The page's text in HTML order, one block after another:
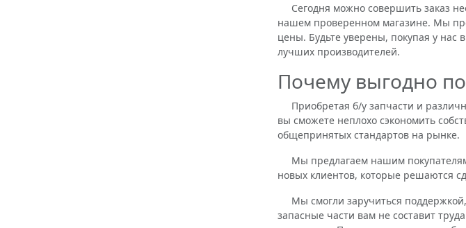
Сегодня можно совершить заказ
нашем проверенном магазине. Мы
цены. Будьте уверены, покупая у нас
лучших производителей.
Почему выгодно
Приобретая б/у запчасти и
вы сможете неплохо сэкономить
общепринятых стандартов на рынке.
Мы предлагаем нашим покупателям
новых клиентов, которые решаются
Мы смогли заручиться поддержкой,
запасные части вам не составит